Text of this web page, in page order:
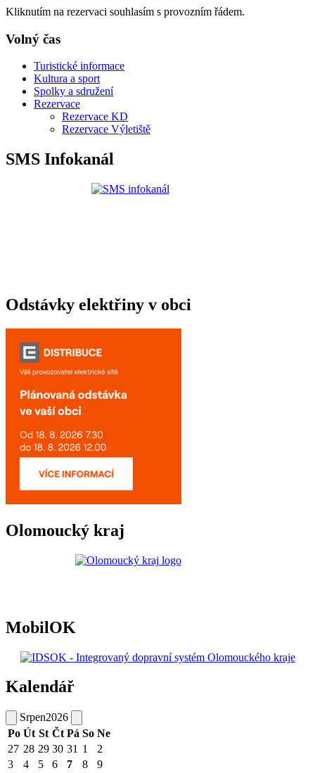
Kliknutím na rezervaci souhlasím s provozním řádem.
Volný čas
Turistické informace
Kultura a sport
Spolky a sdružení
Rezervace
Rezervace KD
Rezervace Výletiště
SMS Infokanál
Odstávky elektřiny v obci
Olomoucký kraj
MobilOK
Kalendář
Srpen2026
Po Út St Čt Pá So Ne
27 28 29 30 31 1
2
3
4 5 6 7 8
9